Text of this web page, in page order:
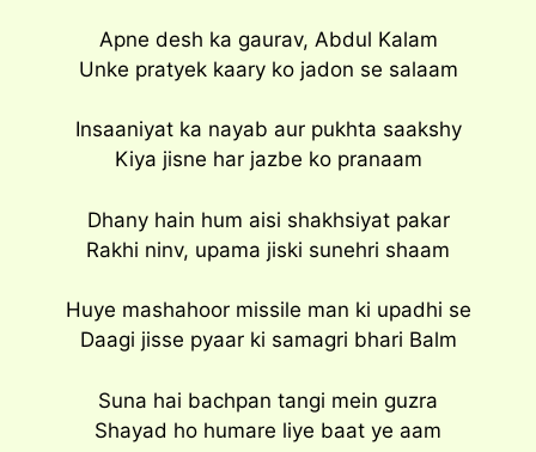
Apne desh ka gaurav, Abdul Kalam
Unke pratyek kaary ko jadon se salaam
Insaaniyat ka nayab aur pukhta saakshy
Kiya jisne har jazbe ko pranaam
Dhany hain hum aisi shakhsiyat pakar
Rakhi ninv, upama jiski sunehri shaam
Huye mashahoor missile man ki upadhi se
Daagi jisse pyaar ki samagri bhari Balm
Suna hai bachpan tangi mein guzra
Shayad ho humare liye baat ye aam